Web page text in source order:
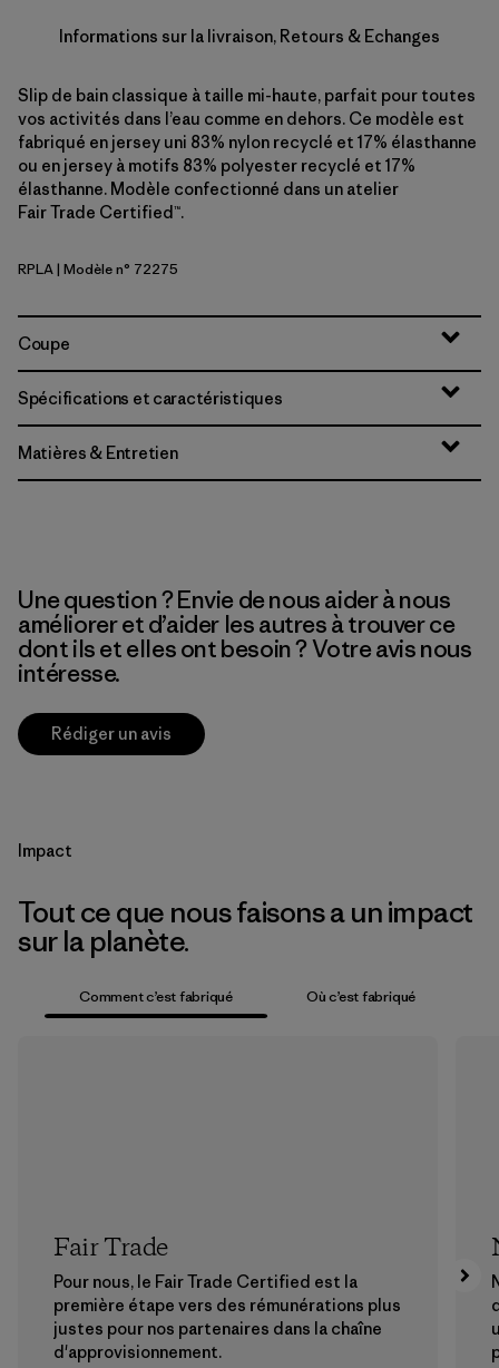
Informations sur la livraison, Retours & Echanges
Slip de bain classique à taille mi-haute, parfait pour toutes
vos activités dans l’eau comme en dehors. Ce modèle est
fabriqué en jersey uni 83% nylon recyclé et 17% élasthanne
ou en jersey à motifs 83% polyester recyclé et 17%
élasthanne. Modèle confectionné dans un atelier
Fair Trade Certified™.
Ripple: Abundant Blue
RPLA| Modèle n° 72275
Coupe
Spécifications et caractéristiques
Matières & Entretien
Une question ? Envie de nous aider à nous
améliorer et d’aider les autres à trouver ce
dont ils et elles ont besoin ? Votre avis nous
intéresse.
Rédiger un avis
Impact
Tout ce que nous faisons a un impact
sur la planète.
Comment c’est fabriqué Où c’est fabriqué
Fair Trade
Pour nous, le Fair Trade Certified est la
première étape vers des rémunérations plus
justes pour nos partenaires dans la chaîne
d'approvisionnement.